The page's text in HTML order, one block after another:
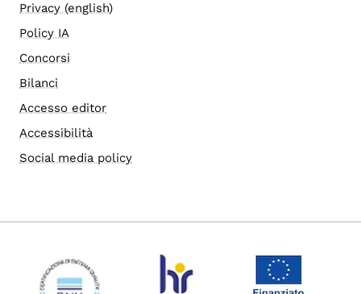
Privacy (english)
Policy IA
Concorsi
Bilanci
Accesso editor
Accessibilità
Social media policy